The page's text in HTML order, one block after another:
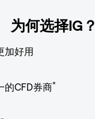
为何选择IG？
加好用
的CFD券商*